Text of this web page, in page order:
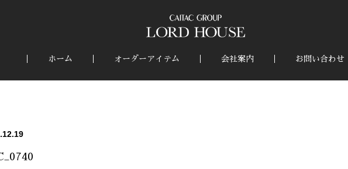
ホーム オーダーアイテム 会社案内 お問い合わせ